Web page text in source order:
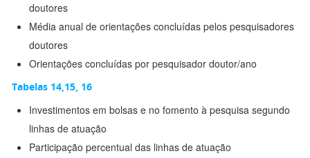
doutores
Média anual de orientações concluídas pelos pesquisadores
doutores
Orientações concluídas por pesquisador doutor/ano
Tabelas 14,15, 16
Investimentos em bolsas e no fomento à pesquisa segundo
linhas de atuação
Participação percentual das linhas de atuação